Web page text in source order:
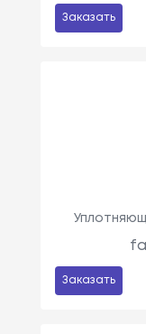
Заказать
Заказать